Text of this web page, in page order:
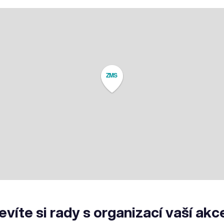
ZMS
si rady s organizací vaší